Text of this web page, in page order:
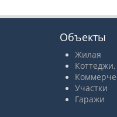
Объекты
Жилая
Участки
Гаражи